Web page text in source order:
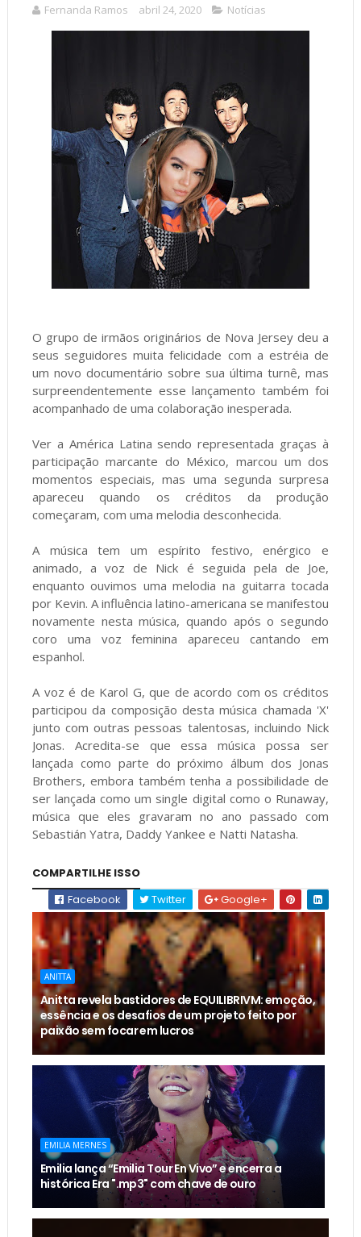
Fernanda Ramos abril 24, 2020 Notícias
O grupo de irmãos originários de Nova Jersey deu a
seus seguidores muita felicidade com a estréia de
um novo documentário sobre sua última turnê, mas
surpreendentemente esse lançamento também foi
acompanhado de uma colaboração inesperada.
Ver a América Latina sendo representada graças à
participação marcante do México, marcou um dos
momentos especiais, mas uma segunda surpresa
apareceu quando os créditos da produção
começaram, com uma melodia desconhecida.
A música tem um espírito festivo, enérgico e
animado, a voz de Nick é seguida pela de Joe,
enquanto ouvimos uma melodia na guitarra tocada
por Kevin. A influência latino-americana se manifestou
novamente nesta música, quando após o segundo
coro uma voz feminina apareceu cantando em
espanhol.
A voz é de Karol G, que de acordo com os créditos
participou da composição desta música chamada 'X'
junto com outras pessoas talentosas, incluindo Nick
Jonas. Acredita-se que essa música possa ser
lançada como parte do próximo álbum dos Jonas
Brothers, embora também tenha a possibilidade de
ser lançada como um single digital como o Runaway,
música que eles gravaram no ano passado com
Sebastián Yatra, Daddy Yankee e Natti Natasha.
COMPARTILHE ISSO
Facebook
Twitter Google+
ANITTA
Anitta revela bastidores de EQUILIBRIVM: emoção,
essência e os desafios de um projeto feito por
paixão sem focar em lucros
EMILIA MERNES
Emilia lança “Emilia Tour En Vivo” e encerra a
histórica Era ".mp3" com chave de ouro